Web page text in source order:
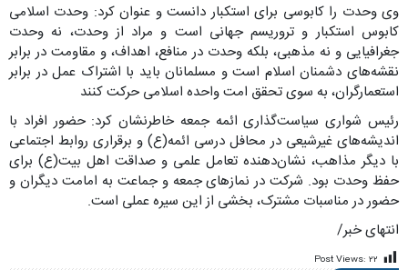
وی وحدت را کابوسی برای استکبار دانست و عنوان کرد: وحدت اسلامی
کابوس استکبار و تروریسم جهانی است و مراد از وحدت، نه وحدت
جغرافیایی و نه مذهبی، بلکه وحدت در منافع، اهداف، و مقاومت در برابر
نقشه‌های دشمنان اسلام است و مسلمانان باید با اشتراک عمل در برابر
استعمارگران، به سوی تحقق امت واحده اسلامی حرکت کنند
رئیس شواری سیاست‌گذاری ائمه جمعه خاطرنشان کرد: حضور افراد با
اندیشه‌های غیرشیعی در محافل درسی ائمه(ع) و برقراری روابط اجتماعی
با دیگر مذاهب، نشان‌دهنده تعامل علمی و صداقت اهل بیت(ع) برای
حفظ وحدت بود. شرکت در نمازهای جمعه و جماعت به امامت دیگران و
حضور در مناسبات مشترک، بخشی از این سیره عملی است.
انتهای خبر/
Post Views: ۲۲